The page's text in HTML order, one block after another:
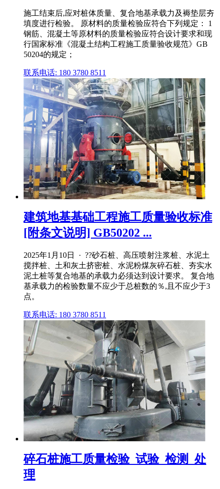
施工结束后,应对桩体质量、复合地基承载力及褥垫层夯
填度进行检验。 原材料的质量检验应符合下列规定： 1
钢筋、混凝土等原材料的质量检验应符合设计要求和现
行国家标准《混凝土结构工程施工质量验收规范》GB
50204的规定；
联系电话: 180 3780 8511
建筑地基基础工程施工质量验收标准
[附条文说明] GB50202 ...
2025年1月10日 · ??砂石桩、高压喷射注浆桩、水泥土
搅拌桩、土和灰土挤密桩、水泥粉煤灰碎石桩、夯实水
泥土桩等复合地基的承载力必须达到设计要求。 复合地
基承载力的检验数量不应少于总桩数的％,且不应少于3
点。
联系电话: 180 3780 8511
碎石桩施工质量检验_试验_检测_处
理